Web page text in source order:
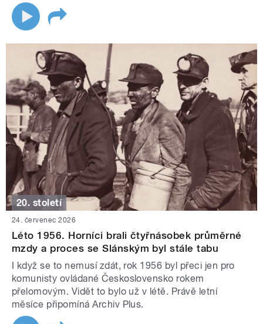
20. století
24. červenec 2026
Léto 1956. Horníci brali čtyřnásobek průměrné
mzdy a proces se Slánským byl stále tabu
I když se to nemusí zdát, rok 1956 byl přeci jen pro
komunisty ovládané Československo rokem
přelomovým. Vidět to bylo už v létě. Právě letní
měsíce připomíná Archiv Plus.